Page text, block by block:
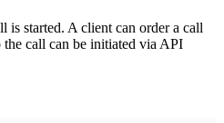
is started. A client can order a call
call can be initiated via API